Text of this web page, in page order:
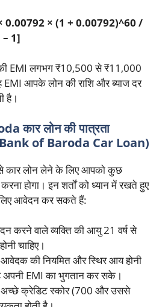
0.00792 × (1 + 0.00792)^60 /
1]
EMI लगभग ₹10,500 से ₹11,000
आपके लोन की राशि और ब्याज दर
है।
कार लोन की पात्रता
of Baroda Car Loan)
कार लोन लेने के लिए आपको कुछ
करना होगा। इन शर्तों को ध्यान में रखते हुए
आवेदन कर सकते हैं:
करने वाले व्यक्ति की आयु 21 वर्ष से
चाहिए।
की नियमित और स्थिर आय होनी
अपनी EMI का भुगतान कर सके।
क्रेडिट स्कोर (700 और उससे